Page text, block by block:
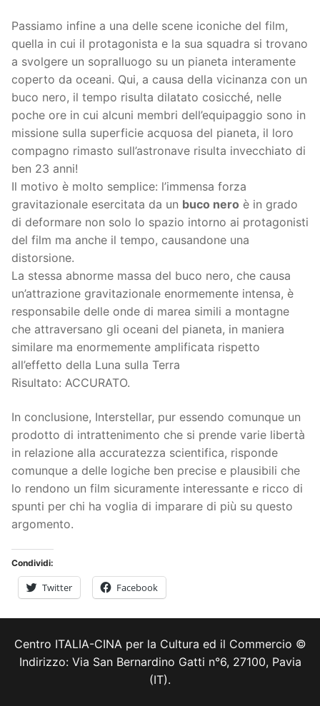
Passiamo infine a una delle scene iconiche del film,
quella in cui il protagonista e la sua squadra si trovano
a svolgere un sopralluogo su un pianeta interamente
coperto da oceani. Qui, a causa della vicinanza con un
buco nero, il tempo risulta dilatato cosicché, nelle
poche ore in cui alcuni membri dell’equipaggio sono in
missione sulla superficie acquosa del pianeta, il loro
compagno rimasto sull’astronave risulta invecchiato di
ben 23 anni!
Il motivo è molto semplice: l’immensa forza
gravitazionale esercitata da un buco nero è in grado
di deformare non solo lo spazio intorno ai protagonisti
del film ma anche il tempo, causandone una
distorsione.
La stessa abnorme massa del buco nero, che causa
un’attrazione gravitazionale enormemente intensa, è
responsabile delle onde di marea simili a montagne
che attraversano gli oceani del pianeta, in maniera
similare ma enormemente amplificata rispetto
all’effetto della Luna sulla Terra
Risultato: ACCURATO.
In conclusione, Interstellar, pur essendo comunque un
prodotto di intrattenimento che si prende varie libertà
in relazione alla accuratezza scientifica, risponde
comunque a delle logiche ben precise e plausibili che
lo rendono un film sicuramente interessante e ricco di
spunti per chi ha voglia di imparare di più su questo
argomento.
Condividi:
Twitter Facebook
Centro ITALIA-CINA per la Cultura ed il Commercio ©
Indirizzo: Via San Bernardino Gatti n°6, 27100, Pavia
(IT).